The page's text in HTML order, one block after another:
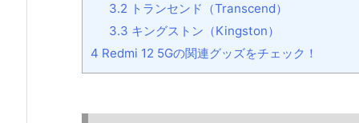
3.2 トランセンド（Transcend）
3.3 キングストン（Kingston）
4 Redmi 12 5Gの関連グッズをチェック！